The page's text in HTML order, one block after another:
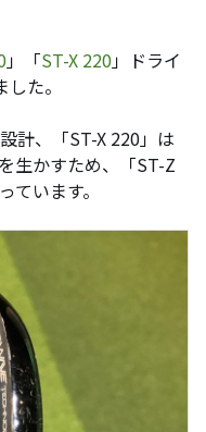
」「ST-X 220」ドライ
た。
計、「ST-X 220」は
生かすため、「ST-Z
います。